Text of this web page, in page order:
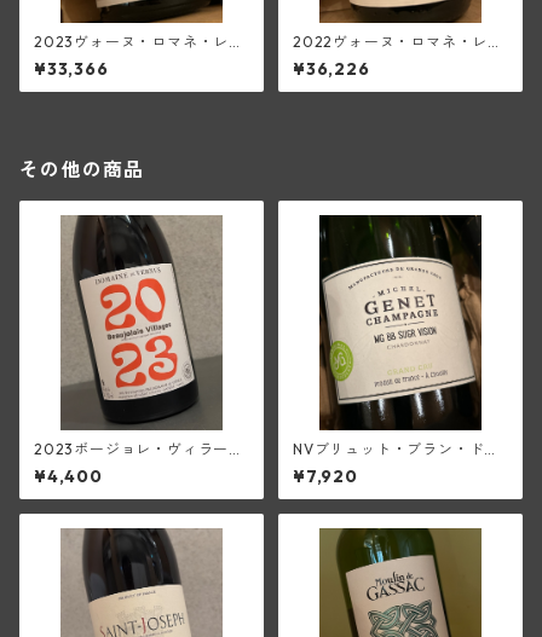
2023ヴォーヌ・ロマネ・レ・
シャン・ペルドリ(シュヴィニ
ー・ルソー)
¥33,366
2022ヴォーヌ・ロマネ・レ・
シャン・ペルドリ(シュヴィニ
ー・ルソー)
¥36,226
その他の商品
2023ボージョレ・ヴィラージ
ュ(ド・ヴェルニュス)
¥4,400
NVブリュット・ブラン・ド・
ブランGCシュガー・ヴィジョ
ン(ミシェル・ジュネ)
¥7,920